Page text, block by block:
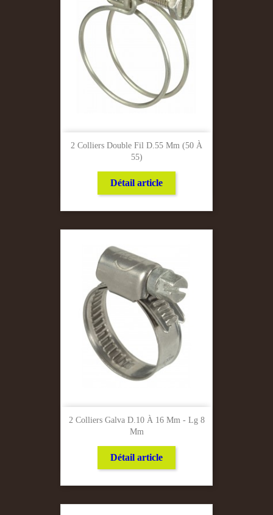
2 Colliers Double Fil D.55 Mm (50 À
55)
Détail article
2 Colliers Galva D.10 À 16 Mm - Lg 8
Mm
Détail article